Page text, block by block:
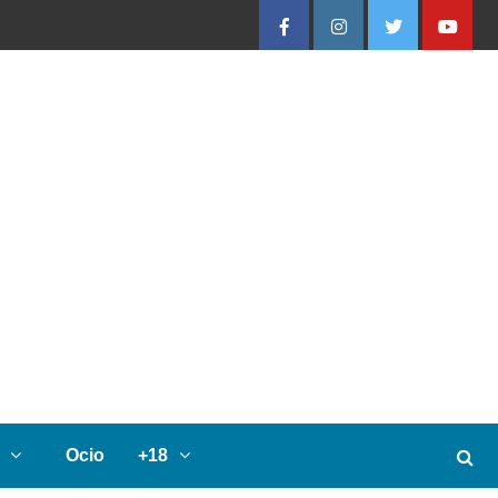
FacebookInstagramTwitterYoutube
Ocio +18